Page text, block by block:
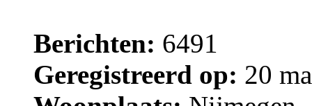
Berichten: 6491
Geregistreerd op: 20